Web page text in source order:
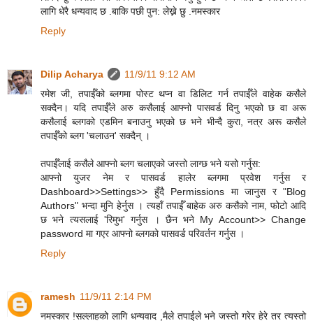
लागि धेरै धन्यवाद छ .बाकि पछी पुन: लेख्ने छु .नमस्कार
Reply
Dilip Acharya
11/9/11 9:12 AM
रमेश जी, तपाईँको ब्लगमा पोस्ट थप्न वा डिलिट गर्न तपाईँले वाहेक कसैले
सक्दैन। यदि तपाईँले अरु कसैलाई आफ्नो पासवर्ड दिनु भएको छ वा अरू
कसैलाई ब्लगको एडमिन बनाउनु भएको छ भने भीन्दै कुरा, नत्र अरू कसैले
तपाईँको ब्लग 'चलाउन' सक्दैन् ।
तपाईँलाई कसैले आफ्नो ब्लग चलाएको जस्तो लाग्छ भने यसो गर्नुस:
आफ्नो युजर नेम र पासवर्ड हालेर ब्लगमा प्रवेश गर्नुस र
Dashboard>>Settings>> हुँदै Permissions मा जानुस र "Blog
Authors" भन्दा मुनि हेर्नुस । त्यहाँ तपाईँ बाहेक अरु कसैको नाम, फोटो आदि
छ भने त्यसलाई 'रिमुभ' गर्नुस । छैन भने My Account>> Change
password मा गएर आफ्नो ब्लगको पासवर्ड परिवर्तन गर्नुस ।
Reply
ramesh 11/9/11 2:14 PM
नमस्कार !सल्लाहको लागि धन्यवाद ,मैले तपाईले भने जस्तो गरेर हेरे तर त्यस्तो